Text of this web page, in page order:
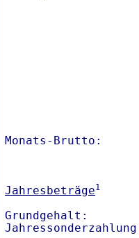
Monats-
Jahresbeträge1
Grundgehalt: